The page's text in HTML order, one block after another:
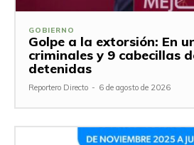
GOBIERNO
Golpe a la extorsión: En
criminales y 9 cabecillas
detenidas
Reportero Directo - 6 de agosto de 2026